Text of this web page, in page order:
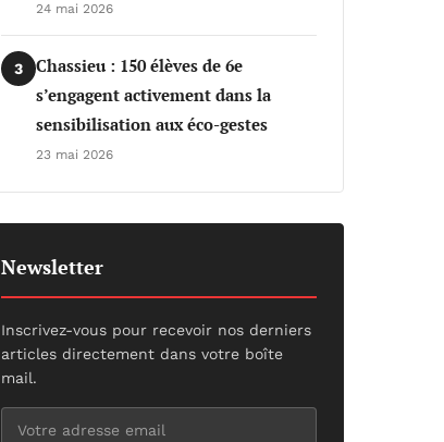
24 mai 2026
3
Chassieu : 150 élèves de 6e
s’engagent activement dans la
sensibilisation aux éco-gestes
23 mai 2026
Newsletter
Inscrivez-vous pour recevoir nos derniers
articles directement dans votre boîte
mail.